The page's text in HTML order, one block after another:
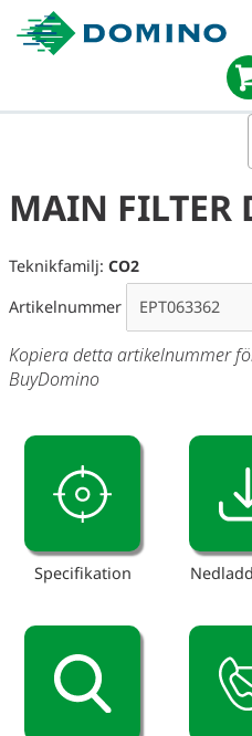
MAIN FILTER
Teknikfamilj: CO2
Artikelnummer
Kopiera detta artikelnummer
BuyDomino
Specifikation